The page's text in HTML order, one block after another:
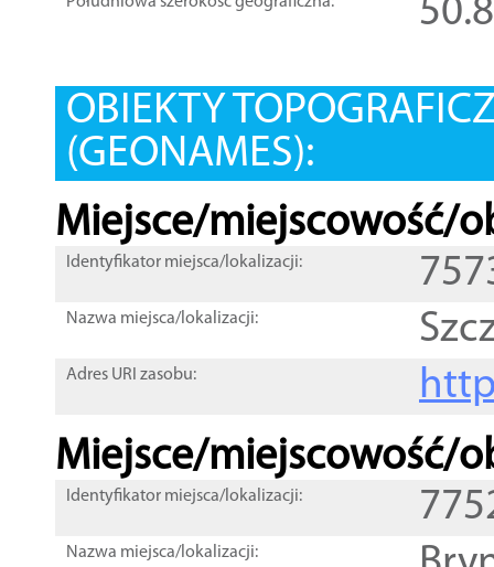
OBIEKTY
(GEONAMES):
Miejsce/miejscowość/
Identyfikator miejsca/lokalizacji:
Nazwa miejsca/lokalizacji:
Adres URI zasobu:
Miejsce/miejscowość/
Identyfikator miejsca/lokalizacji:
Nazwa miejsca/lokalizacji: